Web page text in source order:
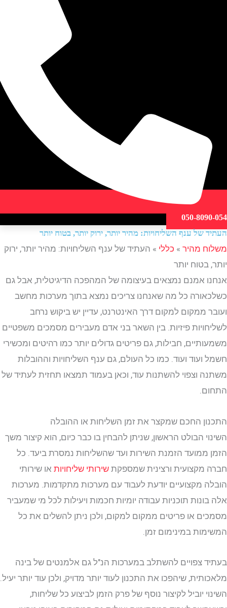
050-
של ענף השליחויות: מהיר יותר, ירוק יותר, בטוח יותר
מהיר »כללי »העתיד של ענף השליחויות: מהיר יותר, ירוק
יותר
אמנם נמצאים בעיצומה של המהפכה הדיגיטלית, אבל גם
כל מה שאנחנו צריכים נמצא בתוך מערכות מחשב
ממקום למקום דרך האינטרנט, עדיין יש ביקוש נרחב
פיזיות. בין השאר בני אדם מעבירים מסמכים משפטיים
חבילות, גם פריטים גדולים יותר כמו רהיטים ומכשירי
ועוד. כמו כל העולם, גם ענף השליחויות וההובלות
וצפוי להשתנות עוד, וכאן בעמוד תמצאו תחזית לעתיד של
החכם שמקצר את זמן השליחות או ההובלה
הבולט הראשון, שניתן להבחין בו כבר כיום, הוא קיצור משך
ממועד הזמנת השירות ועד שהשליחות נמסרת ביעד. כל
מקצועית ורצינית שמספקתשירותי שליחויותאו שירותי
מקצועיים יודעת לעבוד עם מערכות מתקדמות. מערכות
תוכניות עבודה יומיות חכמות ויעילות לכל מי שמעביר
או פריטים ממקום למקום, ולכן ניתן להשלים את כל
במינימום זמן.
צפויים להשתלב במערכות הנ"ל גם אלמנטים של בינה
שיהפכו את התכנון לעוד יותר מדויק, ולכן עוד יותר יעיל.
יוביל לקיצור נוסף של פרק הזמן לביצוע כל שליחות,